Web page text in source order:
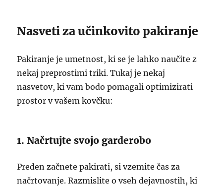
Nasveti za učinkovito pakiranje
Pakiranje je umetnost, ki se je lahko naučite z
nekaj preprostimi triki. Tukaj je nekaj
nasvetov, ki vam bodo pomagali optimizirati
prostor v vašem kovčku:
1. Načrtujte svojo garderobo
Preden začnete pakirati, si vzemite čas za
načrtovanje. Razmislite o vseh dejavnostih, ki